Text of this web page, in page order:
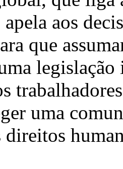
apela aos
que
uma